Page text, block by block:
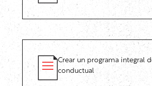
Crear un programa integral
conductual